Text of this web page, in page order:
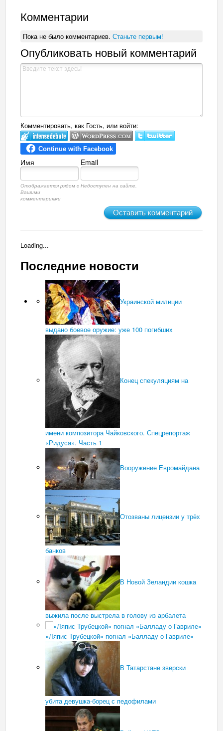
Комментарии
Пока не было комментариев.Станьте первым!
Опубликовать новый комментарий
Комментировать, как Гость, или войти:
Имя Email
Отображается рядом с
Вашими
комментариями
Недоступен на сайте.
Оставить комментарий
Loading...
Последние новости
Украинской милиции
выдано боевое оружие: уже 100 погибших
Конец спекуляциям на
имени композитора Чайковского. Спецрепортаж
«Ридуса». Часть 1
Вооружение Евромайдана
Отозваны лицензии у трёх
банков
В Новой Зеландии кошка
выжила после выстрела в голову из арбалета
«Ляпис Трубецкой» погнал «Балладу о Гавриле»
В Татарстане зверски
убита девушка-борец с педофилами